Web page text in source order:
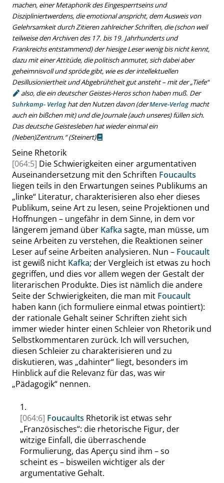
machen, einer Metaphorik des Eingesperrtseins und
Diszipliniertwerdens, die emotional anspricht, dem Ausweis von
Gelehrsamkeit durch Zitieren zahlreicher Schriften, die (schon weil
teilweise den Archiven des 17. bis 19. Jahrhunderts und
Frankreichs entstammend) der hiesige Leser wenig bis nicht kennt,
dazu mit einer Attitüde, die politisch anmutet, sich dabei aber
geheimnisvoll und spröde gibt, wie es der intellektuellen
Desillusioniertheit und Abgebrühtheit gut ansteht – mit der„Tiefe“
also, die ein deutscher Geistes-Heros schon haben muß. Der
Suhrkamp- Verlaghat den Nutzen davon (derMerve-Verlagmacht
auch ein bißchen mit) und die Journale (auch unseres) füllen sich.
Das deutsche Geistesleben hat wieder einmal ein
(Neben)Zentrum.“ (Steinert)
Seine Rhetorik
[064:5] Die Schwierigkeiten einer argumentativen
Auseinandersetzung mit den Schriften Foucaults
liegen teils in den Erwartungen seines Publikums an
„linke“ Literatur, charakterisieren also eher dieses
Publikum, seine Art zu lesen, seine Projektionen und
Hoffnungen – ungefähr in dem Sinne, in dem vor
längerem jemand über Kafka sagte, man müsse, um
seine Arbeiten zu verstehen, die Reaktionen seiner
Leser auf seine Arbeiten analysieren. Nun – Foucault
ist gewiß nicht Kafka; der Vergleich ist etwas zu hoch
gegriffen, und dies vor allem wegen der Gestalt der
literarischen Produkte. Dies ist nämlich die andere
Seite der Schwierigkeiten, die man mit Foucault
haben kann (ich formuliere einmal etwas pointiert):
der rationale Gehalt seiner Schriften zieht sich
immer wieder hinter einen Schleier von Rhetorik und
Selbstkommentaren zurück. Ich will versuchen,
diesen Schleier zu charakterisieren und zu
diskutieren, was „dahinter“ liegt, besonders im
Hinblick auf die Relevanz für das, was wir
„Pädagogik“ nennen.
1.
[064:6] Foucaults Rhetorik ist etwas sehr
„Französisches“: die rhetorische Figur, der
witzige Einfall, die überraschende
Formulierung, das Aperçu sind ihm – so
scheint es – bisweilen wichtiger als der
argumentative Gehalt.